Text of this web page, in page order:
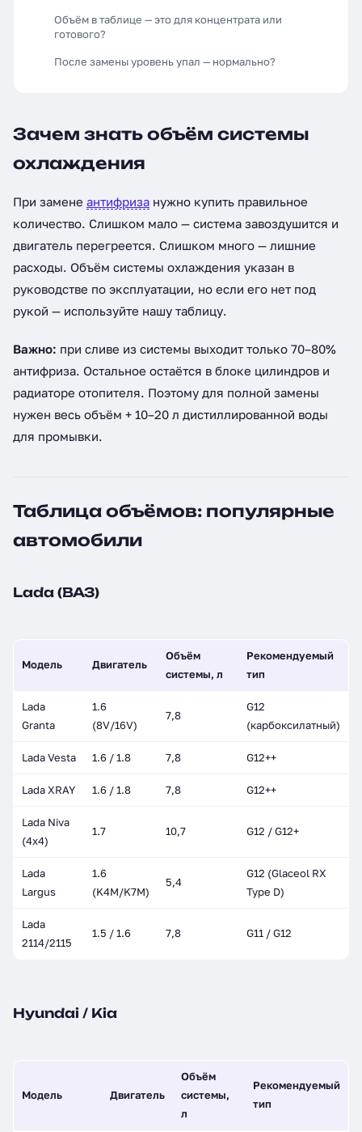
Объём в таблице — это для концентрата или
готового?
После замены уровень упал — нормально?
Зачем знать объём системы
охлаждения
При замене антифриза нужно купить правильное
количество. Слишком мало — система завоздушится и
двигатель перегреется. Слишком много — лишние
расходы. Объём системы охлаждения указан в
руководстве по эксплуатации, но если его нет под
рукой — используйте нашу таблицу.
Важно: при сливе из системы выходит только 70–80%
антифриза. Остальное остаётся в блоке цилиндров и
радиаторе отопителя. Поэтому для полной замены
нужен весь объём + 10–20 л дистиллированной воды
для промывки.
Таблица объёмов: популярные
автомобили
Lada (ВАЗ)
Модель Двигатель
Объём
системы, л
Рекомендуемый
тип
Lada
Granta
1.6
(8V/16V)
7,8
G12
(карбоксилатный)
Lada Vesta 1.6 / 1.8 7,8 G12++
Lada XRAY 1.6 / 1.8 7,8 G12++
Lada Niva
(4x4)
1.7 10,7 G12 / G12+
Lada
Largus
1.6
(K4M/K7M)
5,4
G12 (Glaceol RX
Type D)
Lada
2114/2115
1.5 / 1.6 7,8 G11 / G12
Hyundai / Kia
Модель Двигатель
Объём
системы,
л
Рекомендуемый
тип